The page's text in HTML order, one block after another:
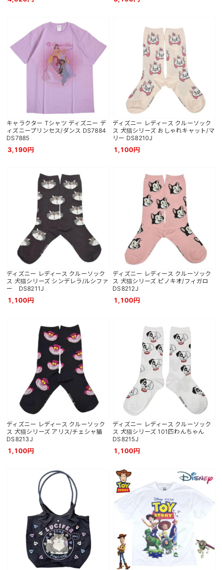
キャラクター Tシャツ ディズニー デ
ィズニープリンセス/ダンス DS7884
DS7885
3,190円
ディズニー レディース クルーソック
ス 犬猫シリーズ おしゃれキャット/マ
リー DS8210J
1,100円
ディズニー レディース クルーソック
ス 犬猫シリーズ シンデレラ/ルシファ
ー DS8211J
1,100円
ディズニー レディース クルーソック
ス 犬猫シリーズ ピノキオ/フィガロ
DS8212J
1,100円
ディズニー レディース クルーソック
ス 犬猫シリーズ アリス/チェシャ猫
DS8213J
1,100円
ディズニー レディース クルーソック
ス 犬猫シリーズ 101匹わんちゃん
DS8215J
1,100円